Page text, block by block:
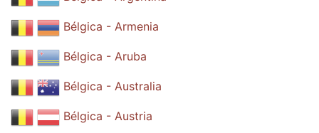
Bélgica - Armenia
Bélgica - Aruba
Bélgica - Australia
Bélgica - Austria